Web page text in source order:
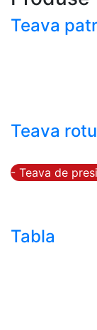
Teava
Teava
- Teava de
Tabla